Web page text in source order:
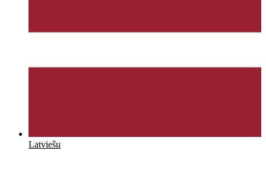
Latviešu